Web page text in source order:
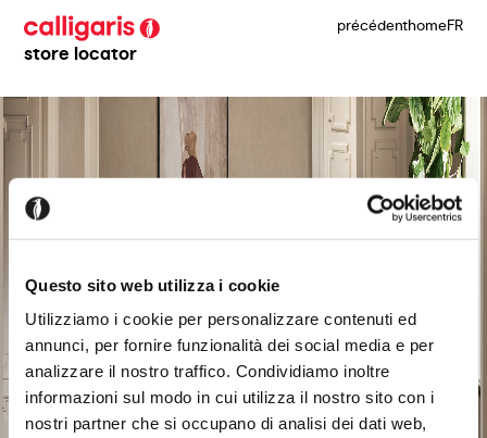
Questo sito web utilizza i cookie
Utilizziamo i cookie per personalizzare contenuti ed
annunci, per fornire funzionalità dei social media e per
analizzare il nostro traffico. Condividiamo inoltre
informazioni sul modo in cui utilizza il nostro sito con i
nostri partner che si occupano di analisi dei dati web,
store locator
précédenthomeFR